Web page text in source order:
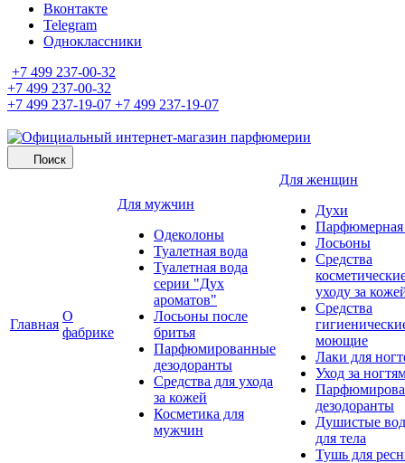
Вконтакте
Telegram
Одноклассники
+7 499 237-00-32
+7 499 237-00-32
+7 499 237-19-07 +7 499 237-19-07
Поиск
Главная
О
фабрике
Для мужчин
Одеколоны
Туалетная вода
Туалетная вода
серии "Дух
ароматов"
Лосьоны после
бритья
Парфюмированные
дезодоранты
Средства для ухода
за кожей
Косметика для
мужчин
Для женщин
Духи
Парфюмерная
Лосьоны
Средства
уходу за
Средства
моющие
Лаки для
Уход за
дезодоранты
Душистые
для тела
Тушь для